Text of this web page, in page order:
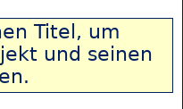
Titel, um
und seinen